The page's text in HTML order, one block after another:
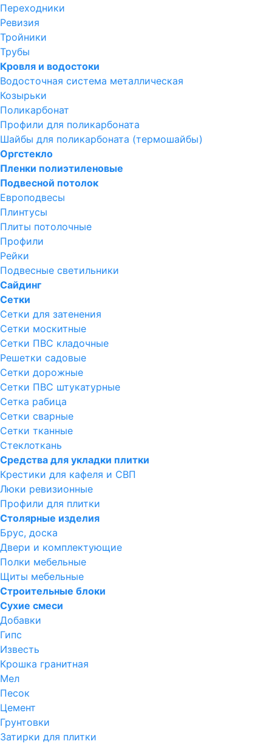
Переходники
Ревизия
Тройники
Трубы
Кровля и водостоки
Водосточная система металлическая
Козырьки
Поликарбонат
Профили для поликарбоната
Шайбы для поликарбоната (термошайбы)
Оргстекло
Пленки полиэтиленовые
Подвесной потолок
Европодвесы
Плинтусы
Плиты потолочные
Профили
Рейки
Подвесные светильники
Сайдинг
Сетки
Сетки для затенения
Сетки москитные
Сетки ПВС кладочные
Решетки садовые
Сетки дорожные
Сетки ПВС штукатурные
Сетка рабица
Сетки сварные
Сетки тканные
Стеклоткань
Средства для укладки плитки
Крестики для кафеля и СВП
Люки ревизионные
Профили для плитки
Столярные изделия
Брус, доска
Двери и комплектующие
Полки мебельные
Щиты мебельные
Строительные блоки
Сухие смеси
Добавки
Гипс
Известь
Крошка гранитная
Мел
Песок
Цемент
Грунтовки
Затирки для плитки